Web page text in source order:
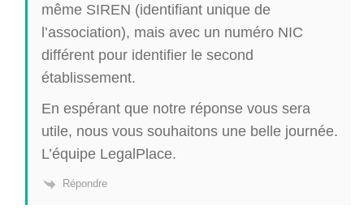
même SIREN (identifiant unique de
l’association), mais avec un numéro NIC
différent pour identifier le second
établissement.
En espérant que notre réponse vous sera
utile, nous vous souhaitons une belle journée.
L’équipe LegalPlace.
Répondre